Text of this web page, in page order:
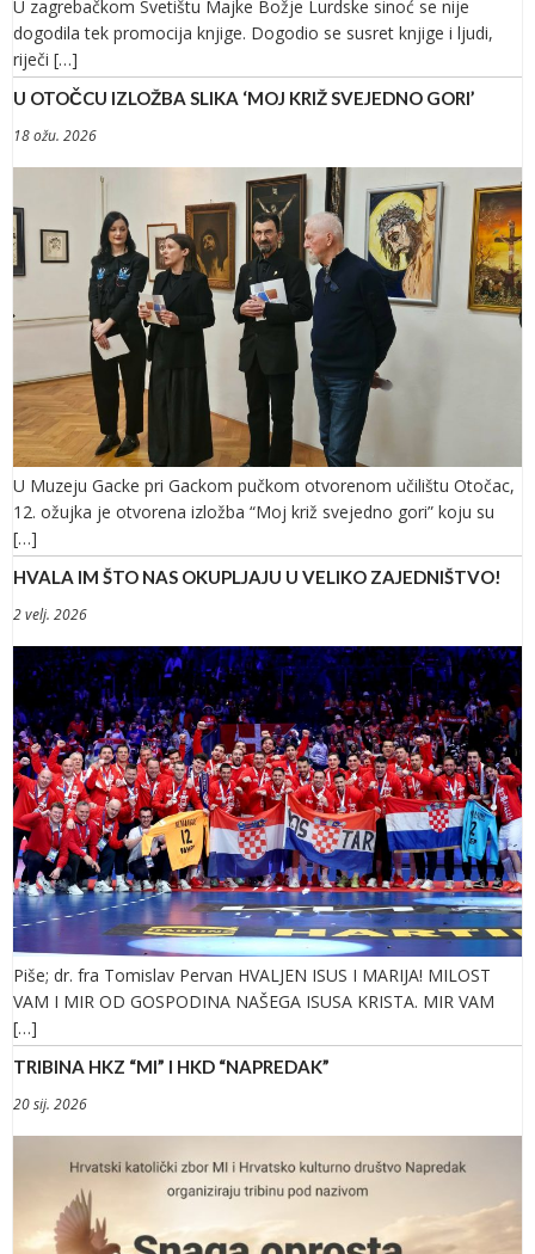
U zagrebačkom Svetištu Majke Božje Lurdske sinoć se nije
dogodila tek promocija knjige. Dogodio se susret knjige i ljudi,
riječi […]
U OTOČCU IZLOŽBA SLIKA ‘MOJ KRIŽ SVEJEDNO GORI’
18 ožu. 2026
U Muzeju Gacke pri Gackom pučkom otvorenom učilištu Otočac,
12. ožujka je otvorena izložba “Moj križ svejedno gori” koju su
[…]
HVALA IM ŠTO NAS OKUPLJAJU U VELIKO ZAJEDNIŠTVO!
2 velj. 2026
Piše; dr. fra Tomislav Pervan HVALJEN ISUS I MARIJA! MILOST
VAM I MIR OD GOSPODINA NAŠEGA ISUSA KRISTA. MIR VAM
[…]
TRIBINA HKZ “MI” I HKD “NAPREDAK”
20 sij. 2026